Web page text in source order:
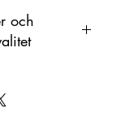
och
jossa on
ja